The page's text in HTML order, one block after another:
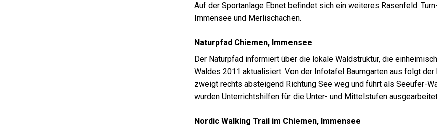
Auf der Sportanlage Ebnet befindet sich ein weiteres Rasenfeld.
Immensee und Merlischachen.
Naturpfad Chiemen, Immensee
Der Naturpfad informiert über die lokale Waldstruktur, die
Waldes 2011 aktualisiert. Von der Infotafel Baumgarten aus folgt
zweigt rechts absteigend Richtung See weg und führt als Seeufer-
wurden Unterrichtshilfen für die Unter- und Mittelstufen
Nordic Walking Trail im Chiemen, Immensee